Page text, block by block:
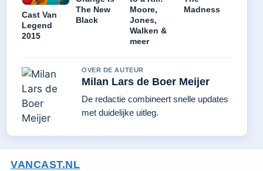
Cast Van
Legend
2015
The New
Black
Moore,
Jones,
Walken &
meer
Madness
OVER DE AUTEUR
Milan Lars de Boer Meijer
De redactie combineert snelle updates
met duidelijke uitleg.
VANCAST.NL